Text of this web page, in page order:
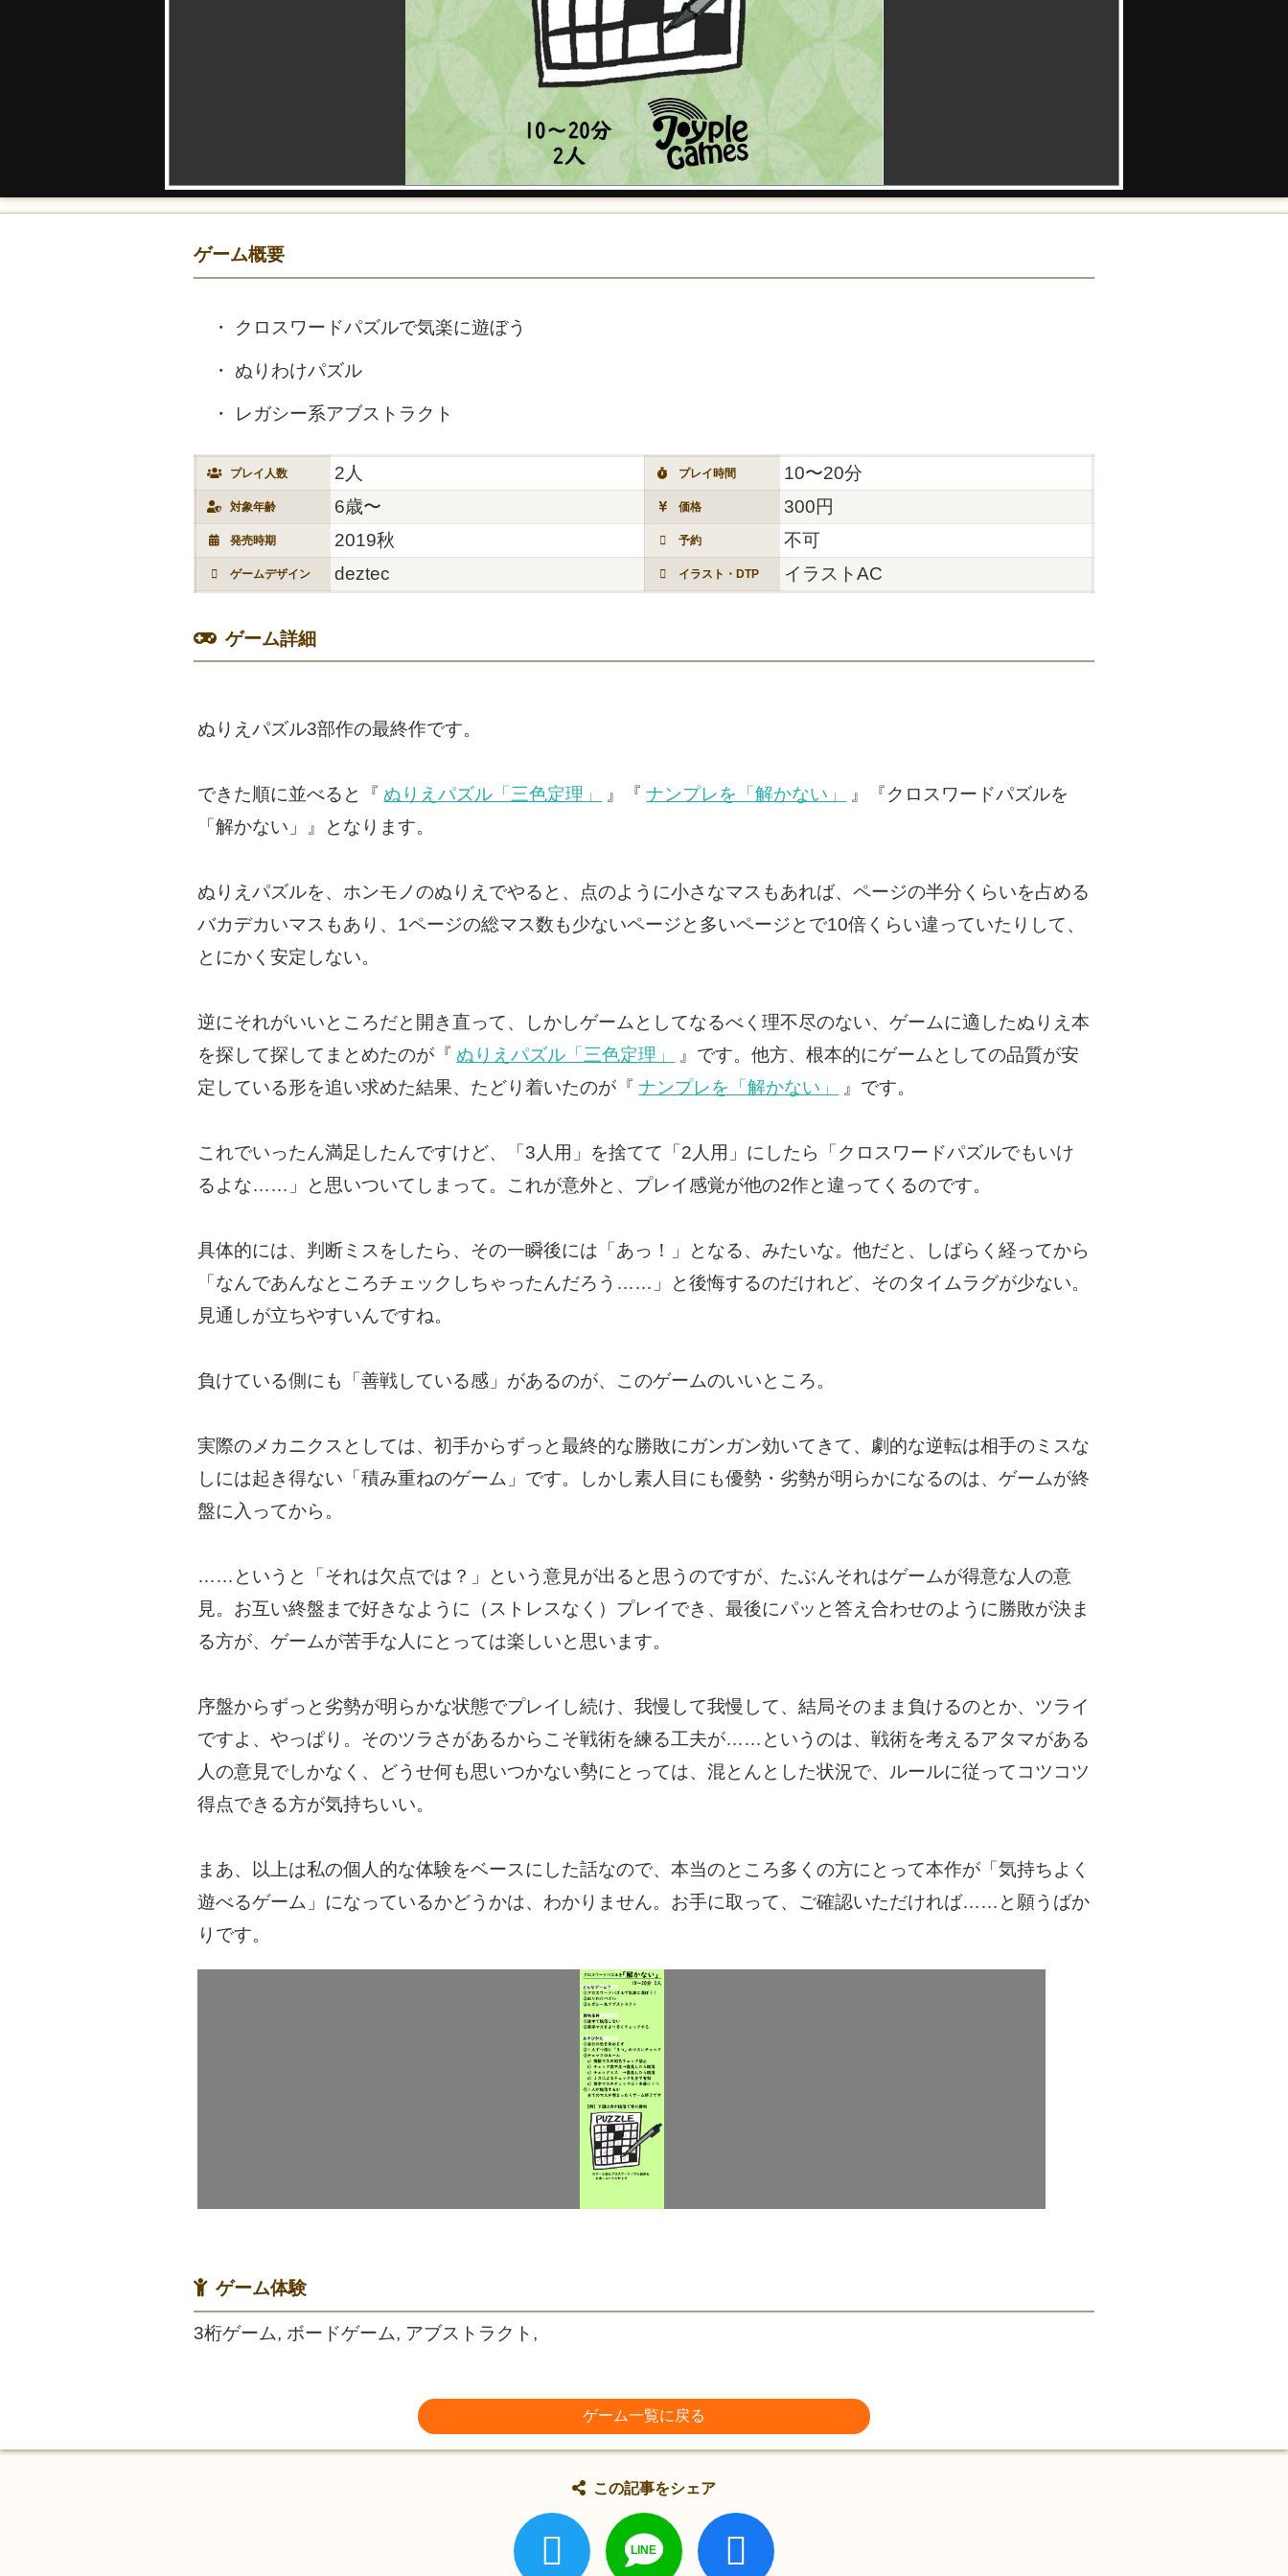
ゲーム概要
クロスワードパズルで気楽に遊ぼう
ぬりわけパズル
レガシー系アブストラクト
プレイ人数 2人 プレイ時間 10〜20分
対象年齢 6歳〜 価格 300円
発売時期 2019秋 予約 不可
ゲームデザイン deztec イラスト・DTP イラストAC
ゲーム詳細
ぬりえパズル3部作の最終作です。
できた順に並べると『 ぬりえパズル「三色定理」 』『 ナンプレを「解かない」
』『クロスワードパズルを
「解かない」』となります。
ぬりえパズルを、ホンモノのぬりえでやると、点のように小さなマスもあれば、ページの半分くらいを占める
バカデカいマスもあり、1ページの総マス数も少ないページと多いページとで10倍くらい違っていたりして、
とにかく安定しない。
逆にそれがいいところだと開き直って、しかしゲームとしてなるべく理不尽のない、ゲームに適したぬりえ本
を探して探してまとめたのが『 ぬりえパズル「三色定理」
』です。他方、根本的にゲームとしての品質が安
定している形を追い求めた結果、たどり着いたのが『 ナンプレを「解かない」 』です。
これでいったん満足したんですけど、「3人用」を捨てて「2人用」にしたら「クロスワードパズルでもいけ
るよな……」と思いついてしまって。これが意外と、プレイ感覚が他の2作と違ってくるのです。
具体的には、判断ミスをしたら、その一瞬後には「あっ！」となる、みたいな。他だと、しばらく経ってから
「なんであんなところチェックしちゃったんだろう……」と後悔するのだけれど、そのタイムラグが少ない。
見通しが立ちやすいんですね。
負けている側にも「善戦している感」があるのが、このゲームのいいところ。
実際のメカニクスとしては、初手からずっと最終的な勝敗にガンガン効いてきて、劇的な逆転は相手のミスな
しには起き得ない「積み重ねのゲーム」です。しかし素人目にも優勢・劣勢が明らかになるのは、ゲームが終
盤に入ってから。
……というと「それは欠点では？」という意見が出ると思うのですが、たぶんそれはゲームが得意な人の意
見。お互い終盤まで好きなように（ストレスなく）プレイでき、最後にパッと答え合わせのように勝敗が決ま
る方が、ゲームが苦手な人にとっては楽しいと思います。
序盤からずっと劣勢が明らかな状態でプレイし続け、我慢して我慢して、結局そのまま負けるのとか、ツライ
ですよ、やっぱり。そのツラさがあるからこそ戦術を練る工夫が……というのは、戦術を考えるアタマがある
人の意見でしかなく、どうせ何も思いつかない勢にとっては、混とんとした状況で、ルールに従ってコツコツ
得点できる方が気持ちいい。
まあ、以上は私の個人的な体験をベースにした話なので、本当のところ多くの方にとって本作が「気持ちよく
遊べるゲーム」になっているかどうかは、わかりません。お手に取って、ご確認いただければ……と願うばか
りです。
ゲーム体験
3桁ゲーム, ボードゲーム, アブストラクト,
ゲーム一覧に戻る
この記事をシェア